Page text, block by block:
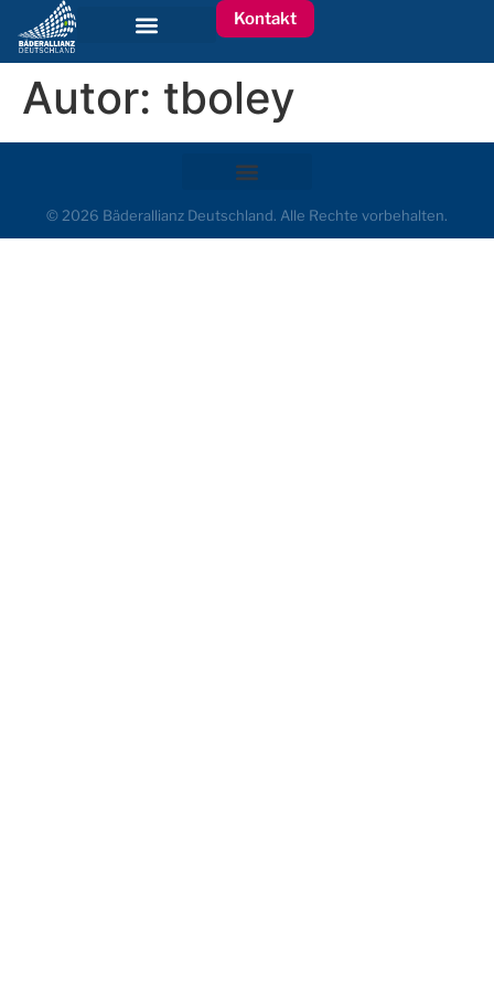
Kontakt
Autor: tboley
© 2026 Bäderallianz Deutschland. Alle Rechte vorbehalten.